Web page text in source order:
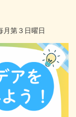
第３日曜日